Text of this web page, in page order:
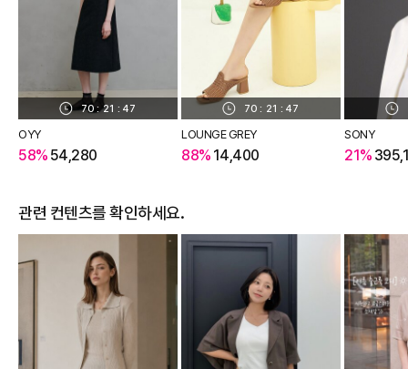
70 : 21 : 46
OYY
58% 54,280
70 : 21 : 46
LOUNGE GREY
88% 14,400
SONY
21%
관련 컨텐츠를 확인하세요.